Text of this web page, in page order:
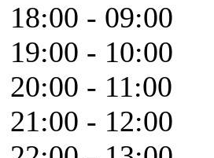
18:00 - 09:00
19:00 - 10:00
20:00 - 11:00
21:00 - 12:00